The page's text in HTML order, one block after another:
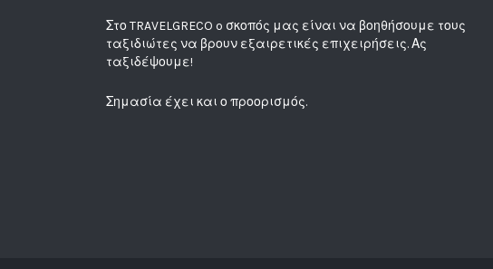
Στο TRAVELGRECO o σκοπός μας είναι να βοηθήσουμε τους
ταξιδιώτες να βρουν εξαιρετικές επιχειρήσεις. Ας
ταξιδέψουμε!
Σημασία έχει και ο προορισμός.